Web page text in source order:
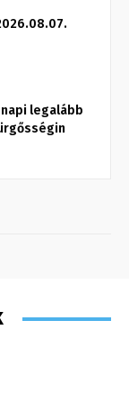
legalább